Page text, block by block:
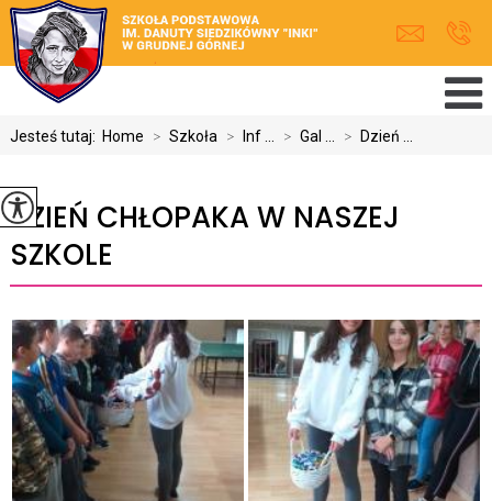
Jesteś tutaj: Home > Szkoła > Inf ... > Gal ... > Dzień ...
DZIEŃ CHŁOPAKA W NASZEJ
SZKOLE